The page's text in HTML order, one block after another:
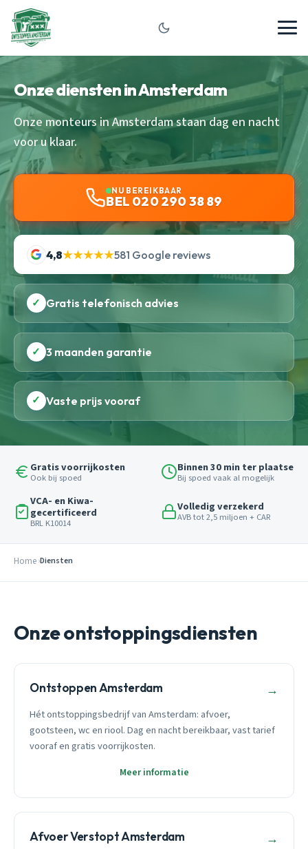
Onze diensten in Amsterdam
Onze monteurs in Amsterdam staan dag en nacht
voor u klaar.
NU BEREIKBAAR
BEL 020 290 38 89
4,8★★★★★581 Google reviews
✓ Gratis telefonisch advies
✓ 3 maanden garantie
✓ Vaste prijs vooraf
Gratis voorrijkosten
Ook bij spoed
Binnen 30 min ter plaatse
Bij spoed vaak al mogelijk
VCA- en Kiwa-
gecertificeerd
BRL K10014
Volledig verzekerd
AVB tot 2,5 miljoen + CAR
Home Diensten
Onze ontstoppingsdiensten
Ontstoppen Amsterdam →
Hét ontstoppingsbedrijf van Amsterdam: afvoer,
gootsteen, wc en riool. Dag en nacht bereikbaar, vast tarief
vooraf en gratis voorrijkosten.
Meer informatie
Afvoer Verstopt Amsterdam →